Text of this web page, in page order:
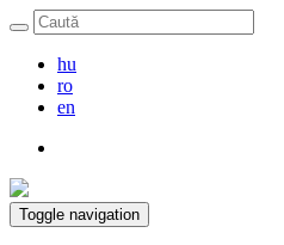
hu
ro
en
Toggle navigation